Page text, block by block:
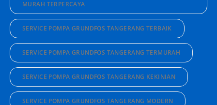
MURAH TERPERCAYA
SERVICE POMPA GRUNDFOS TANGERANG TERBAIK
SERVICE POMPA GRUNDFOS TANGERANG TERMURAH
SERVICE POMPA GRUNDFOS TANGERANG KEKINIAN
SERVICE POMPA GRUNDFOS TANGERANG MODERN